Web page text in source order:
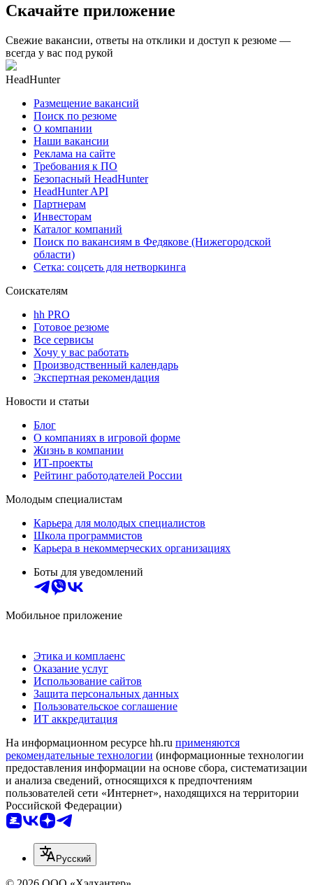
Скачайте приложение
Свежие вакансии, ответы на отклики и доступ к резюме —
всегда у вас под рукой
HeadHunter
Размещение вакансий
Поиск по резюме
О компании
Наши вакансии
Реклама на сайте
Требования к ПО
Безопасный HeadHunter
HeadHunter API
Партнерам
Инвесторам
Каталог компаний
Поиск по вакансиям в Федякове (Нижегородской
области)
Сетка: соцсеть для нетворкинга
Соискателям
hh PRO
Готовое резюме
Все сервисы
Хочу у вас работать
Производственный календарь
Экспертная рекомендация
Новости и статьи
Блог
О компаниях в игровой форме
Жизнь в компании
ИТ-проекты
Рейтинг работодателей России
Молодым специалистам
Карьера для молодых специалистов
Школа программистов
Карьера в некоммерческих организациях
Боты для уведомлений
Мобильное приложение
Этика и комплаенс
Оказание услуг
Использование сайтов
Защита персональных данных
Пользовательское соглашение
ИТ аккредитация
На информационном ресурсе hh.ru применяются
рекомендательные технологии (информационные технологии
предоставления информации на основе сбора, систематизации
и анализа сведений, относящихся к предпочтениям
пользователей сети «Интернет», находящихся на территории
Российской Федерации)
Русский